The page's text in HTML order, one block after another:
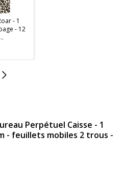
- 1
- 12
Perpétuel Caisse - 1
- feuillets mobiles 2 trous -